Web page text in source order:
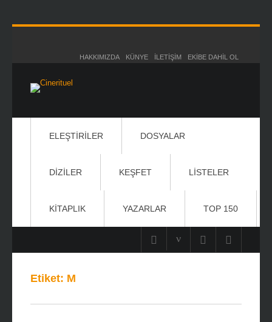
HAKKIMIZDA KÜNYE İLETIŞIM EKIBE DAHIL OL
ELEŞTIRILER DOSYALAR
DIZILER KEŞFET LISTELER
KITAPLIK YAZARLAR TOP 150
Etiket: M